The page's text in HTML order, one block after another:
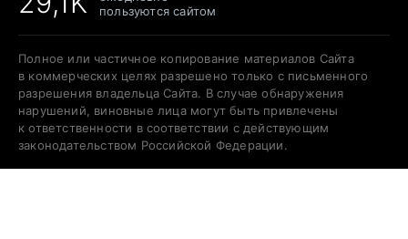
пользуются сайтом
Полное или частичное копирование материалов Сайта
в коммерческих целях разрешено только с письменного
разрешения владельца Сайта. В случае обнаружения
нарушений, виновные лица могут быть привлечены
к ответственности в соответствии с действующим
законодательством Российской Федерации.